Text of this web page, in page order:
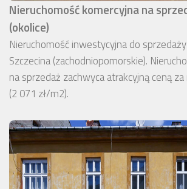
Nieruchomość komercyjna na
(okolice)
Nieruchomość inwestycyjna do
Szczecina (zachodniopomorskie).
na sprzedaż zachwyca atrakcyjną ceną
(2 071 zł/m2).